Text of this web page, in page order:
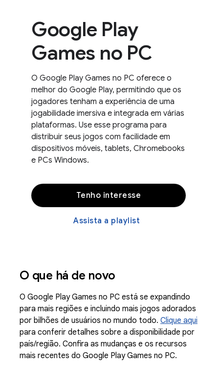
Google Play
Games no PC
O Google Play Games no PC oferece o
melhor do Google Play, permitindo que os
jogadores tenham a experiência de uma
jogabilidade imersiva e integrada em várias
plataformas. Use esse programa para
distribuir seus jogos com facilidade em
dispositivos móveis, tablets, Chromebooks
e PCs Windows.
Tenho interesse
Assista a playlist
O que há de novo
O Google Play Games no PC está se expandindo
para mais regiões e incluindo mais jogos adorados
por bilhões de usuários no mundo todo. Clique aqui
para conferir detalhes sobre a disponibilidade por
país/região. Confira as mudanças e os recursos
mais recentes do Google Play Games no PC.